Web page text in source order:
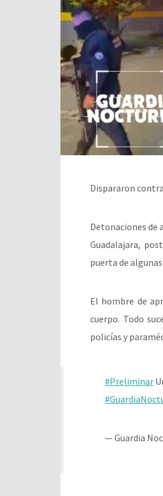
Dispararon
Detonaciones de
Guadalajara,
puerta de
El hombre de
cuerpo. Todo
policías y
#Preliminar
— Guardia